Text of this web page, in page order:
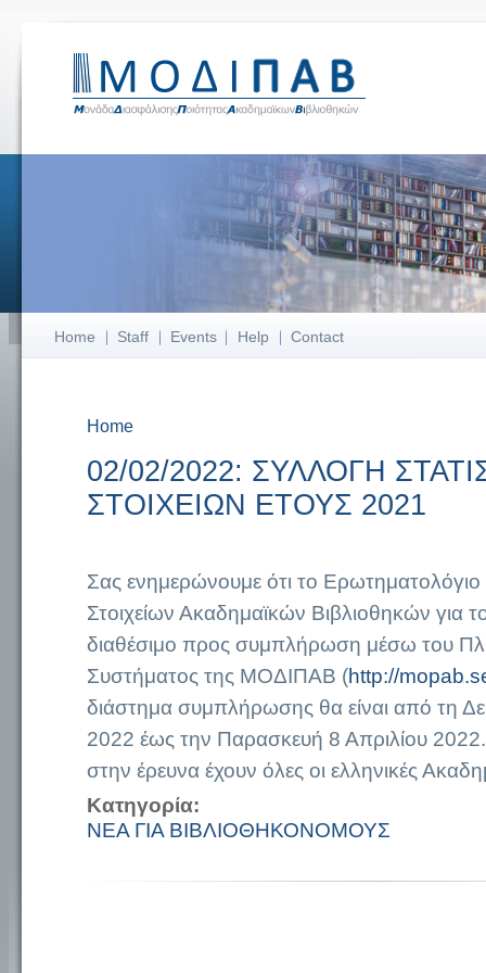
Home Staff Events Help Contact
Home
02/02/2022: ΣΥΛΛΟΓΗ
ΣΤΟΙΧΕΙΩΝ ΕΤΟΥΣ 2021
Σας ενημερώνουμε ότι το Ερωτηματολόγιο
Στοιχείων Ακαδημαϊκών Βιβλιοθηκών για
διαθέσιμο προς συμπλήρωση μέσω του
Συστήματος της ΜΟΔΙΠΑΒ (http://
διάστημα συμπλήρωσης θα είναι από τη
2022 έως την Παρασκευή 8 Απριλίου
στην έρευνα έχουν όλες οι ελληνικές
Κατηγορία:
ΝΕΑ ΓΙΑ ΒΙΒΛΙΟΘΗΚΟΝΟΜΟΥΣ